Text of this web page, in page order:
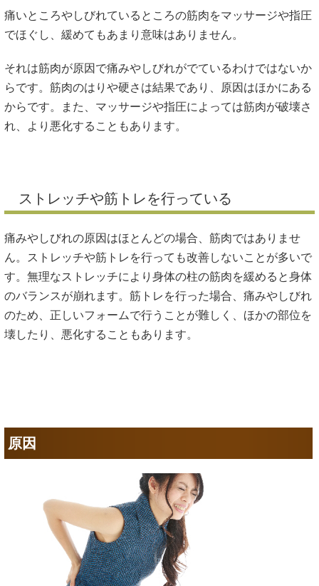
痛いところやしびれているところの筋肉をマッサージや指圧
でほぐし、緩めてもあまり意味はありません。
それは筋肉が原因で痛みやしびれがでているわけではないか
らです。筋肉のはりや硬さは結果であり、原因はほかにある
からです。また、マッサージや指圧によっては筋肉が破壊さ
れ、より悪化することもあります。
ストレッチや筋トレを行っている
痛みやしびれの原因はほとんどの場合、筋肉ではありませ
ん。ストレッチや筋トレを行っても改善しないことが多いで
す。無理なストレッチにより身体の柱の筋肉を緩めると身体
のバランスが崩れます。筋トレを行った場合、痛みやしびれ
のため、正しいフォームで行うことが難しく、ほかの部位を
壊したり、悪化することもあります。
原因